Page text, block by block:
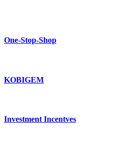
One-Stop-Shop
KOBIGEM
Investment Incentves